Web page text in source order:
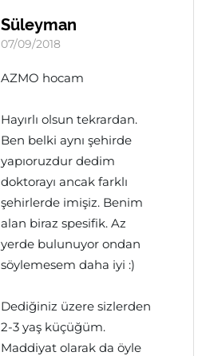
Süleyman
07/09/2018
AZMO hocam
Hayırlı olsun tekrardan.
Ben belki aynı şehirde
yapıoruzdur dedim
doktorayı ancak farklı
şehirlerde imişiz. Benim
alan biraz spesifik. Az
yerde bulunuyor ondan
söylemesem daha iyi :)
Dediğiniz üzere sizlerden
2-3 yaş küçüğüm.
Maddiyat olarak da öyle